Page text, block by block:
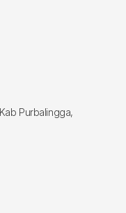
Purbalingga,